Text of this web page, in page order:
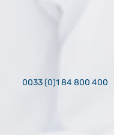
0033 (0)1 84 800 400